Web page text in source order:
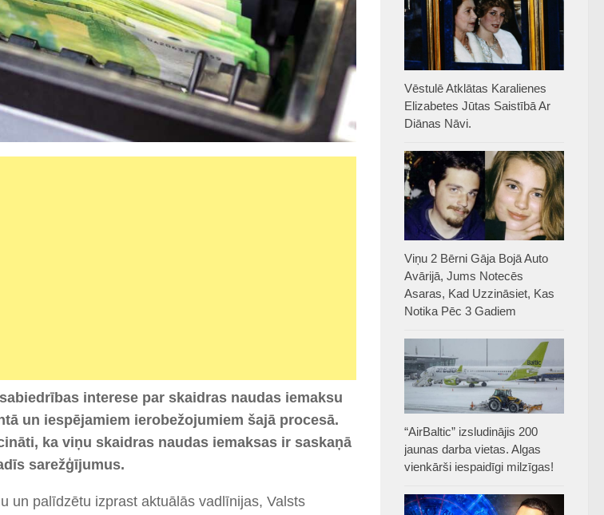
interese par skaidras naudas iemaksu
un iespējamiem ierobežojumiem šajā procesā.
ka viņu skaidras naudas iemaksas ir saskaņā
sarežģījumus.
un palīdzētu izprast aktuālās vadlīnijas, Valsts
Vēstulē Atklātas Karalienes
Elizabetes Jūtas Saistībā Ar
Diānas Nāvi.
Viņu 2 Bērni Gāja Bojā Auto
Avārijā, Jums Notecēs
Asaras, Kad Uzzināsiet, Kas
Notika Pēc 3 Gadiem
“AirBaltic” izsludinājis 200
jaunas darba vietas. Algas
vienkārši iespaidīgi milzīgas!